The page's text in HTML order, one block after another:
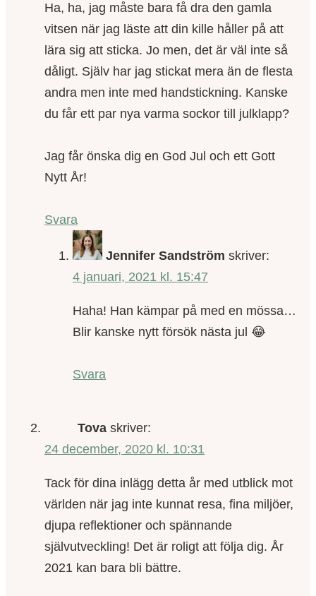
Ha, ha, jag måste bara få dra den gamla
vitsen när jag läste att din kille håller på att
lära sig att sticka. Jo men, det är väl inte så
dåligt. Själv har jag stickat mera än de flesta
andra men inte med handstickning. Kanske
du får ett par nya varma sockor till julklapp?
Jag får önska dig en God Jul och ett Gott
Nytt År!
Svara
Jennifer Sandström skriver:
4 januari, 2021 kl. 15:47
Haha! Han kämpar på med en mössa…
Blir kanske nytt försök nästa jul 😂
Svara
Tova skriver:
24 december, 2020 kl. 10:31
Tack för dina inlägg detta år med utblick mot
världen när jag inte kunnat resa, fina miljöer,
djupa reflektioner och spännande
självutveckling! Det är roligt att följa dig. År
2021 kan bara bli bättre.